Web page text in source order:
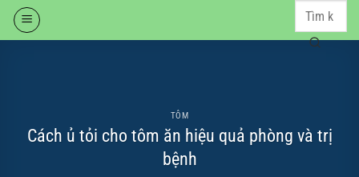
Skip
TÔM
Cách ủ tỏi cho tôm ăn hiệu quả phòng và trị
bệnh